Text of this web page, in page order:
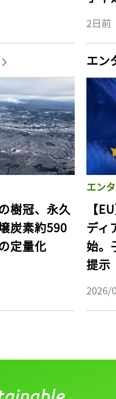
2日前
樹冠、永久
炭素約590
定量化
エン
エン
【
ディ
始。
提示
2026/